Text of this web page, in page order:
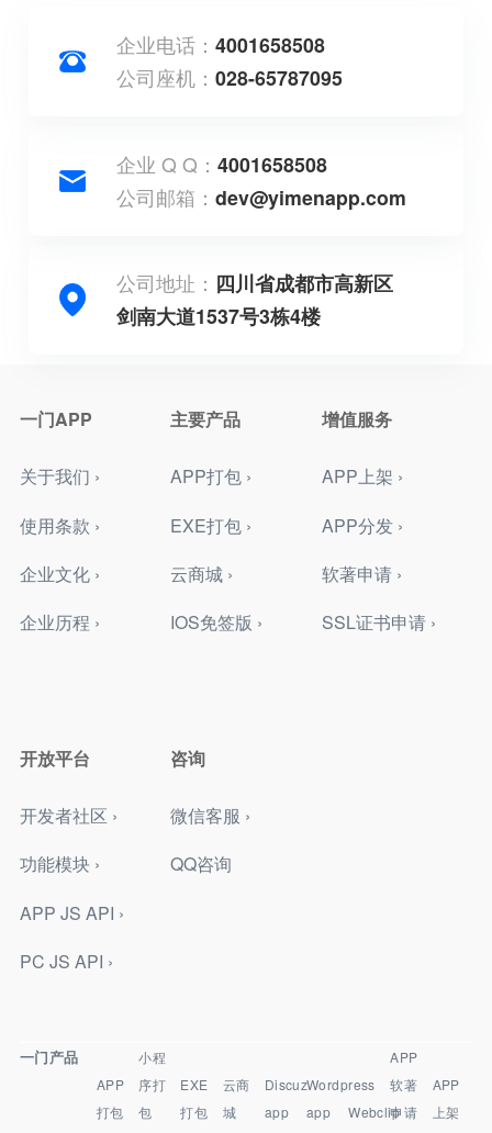
企业电话：4001658508
公司座机：028-65787095
企业 Q Q：4001658508
公司邮箱：dev@yimenapp.com
公司地址： 四川省成都市高新区
剑南大道1537号3栋4楼
一门APP
关于我们 ›
使用条款 ›
企业文化 ›
企业历程 ›
主要产品
APP打包 ›
EXE打包 ›
云商城 ›
IOS免签版 ›
增值服务
APP上架 ›
APP分发 ›
软著申请 ›
SSL证书申请 ›
开放平台
开发者社区 ›
功能模块 ›
APP JS API ›
PC JS API ›
咨询
微信客服 ›
QQ咨询
一门产品
APP
打包
小程
序打
包
EXE
打包
云商
城
Discuz
app
Wordpress
app
Webclip
APP
软著
申请
APP
上架